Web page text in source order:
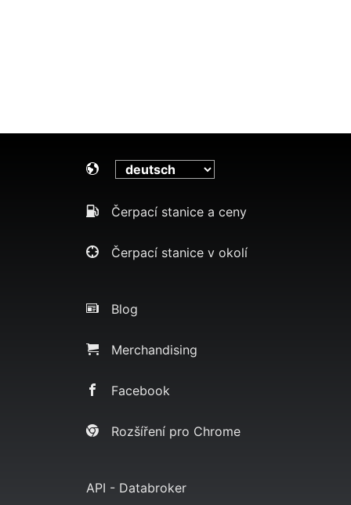
Čerpací stanice a ceny
Čerpací stanice v okolí
Blog
Merchandising
Facebook
Rozšíření pro Chrome
API - Databroker